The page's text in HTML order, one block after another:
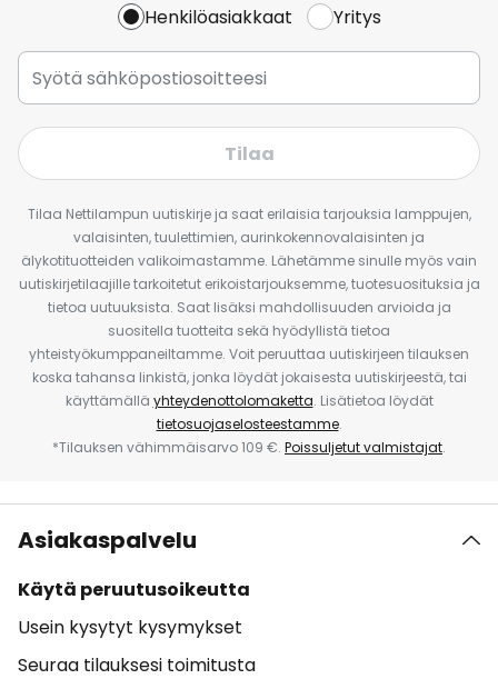
Henkilöasiakkaat Yritys
Tilaa
Tilaa Nettilampun uutiskirje ja saat erilaisia tarjouksia lamppujen,
valaisinten, tuulettimien, aurinkokennovalaisinten ja
älykotituotteiden valikoimastamme. Lähetämme sinulle myös vain
uutiskirjetilaajille tarkoitetut erikoistarjouksemme, tuotesuosituksia ja
tietoa uutuuksista. Saat lisäksi mahdollisuuden arvioida ja
suositella tuotteita sekä hyödyllistä tietoa
yhteistyökumppaneiltamme. Voit peruuttaa uutiskirjeen tilauksen
koska tahansa linkistä, jonka löydät jokaisesta uutiskirjeestä, tai
käyttämällä yhteydenottolomaketta. Lisätietoa löydät
tietosuojaselosteestamme.
*Tilauksen vähimmäisarvo 109 €. Poissuljetut valmistajat.
Asiakaspalvelu
Käytä peruutusoikeutta
Usein kysytyt kysymykset
Seuraa tilauksesi toimitusta